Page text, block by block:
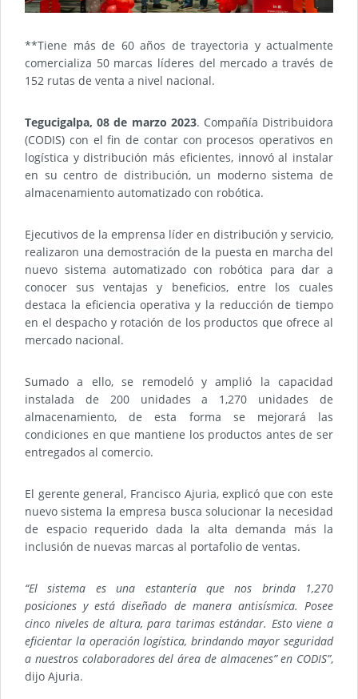
**Tiene más de 60 años de trayectoria y actualmente
comercializa 50 marcas líderes del mercado a través de
152 rutas de venta a nivel nacional.
Tegucigalpa, 08 de marzo 2023. Compañía Distribuidora
(CODIS) con el fin de contar con procesos operativos en
logística y distribución más eficientes, innovó al instalar
en su centro de distribución, un moderno sistema de
almacenamiento automatizado con robótica.
Ejecutivos de la emprensa líder en distribución y servicio,
realizaron una demostración de la puesta en marcha del
nuevo sistema automatizado con robótica para dar a
conocer sus ventajas y beneficios, entre los cuales
destaca la eficiencia operativa y la reducción de tiempo
en el despacho y rotación de los productos que ofrece al
mercado nacional.
Sumado a ello, se remodeló y amplió la capacidad
instalada de 200 unidades a 1,270 unidades de
almacenamiento, de esta forma se mejorará las
condiciones en que mantiene los productos antes de ser
entregados al comercio.
El gerente general, Francisco Ajuria, explicó que con este
nuevo sistema la empresa busca solucionar la necesidad
de espacio requerido dada la alta demanda más la
inclusión de nuevas marcas al portafolio de ventas.
“El sistema es una estantería que nos brinda 1,270
posiciones y está diseñado de manera antisísmica. Posee
cinco niveles de altura, para tarimas estándar. Esto viene a
eficientar la operación logística, brindando mayor seguridad
a nuestros colaboradores del área de almacenes” en CODIS”,
dijo Ajuria.